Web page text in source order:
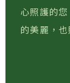
心照護的
的美麗，